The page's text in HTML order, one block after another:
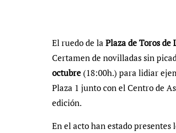
El ruedo de la Plaza de Toros de
Certamen de novilladas sin
octubre (18:00h.) para lidiar
Plaza 1 junto con el Centro de
edición.
En el acto han estado